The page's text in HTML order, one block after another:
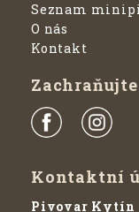
Seznam
O nás
Kontakt
Kontaktní
Pivovar Kytín